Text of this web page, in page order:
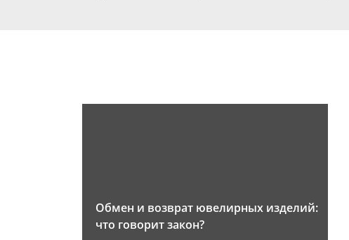
Обмен и возврат ювелирных изделий:
что говорит закон?